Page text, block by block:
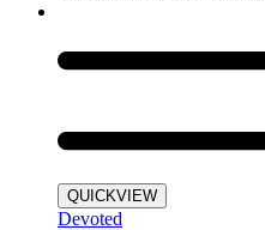
QUICKVIEW
Devoted